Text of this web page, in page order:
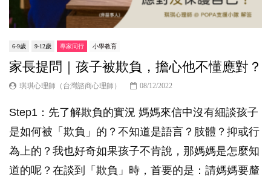
6-9歲 9-12歲 專家同行 小學教育
家長提問｜孩子被欺負，擔心他不懂應對？
琪琪心理師（台灣諮商心理師） 08/12/2022
Step1：先了解欺負的實況 媽媽來信中沒有細談孩子
是如何被「欺負」的？不知道是語言？肢體？抑或行
為上的？我也好奇如果孩子不肯說，那媽媽是怎麼知
道的呢？在談到「欺負」時，首要的是：請媽媽要釐